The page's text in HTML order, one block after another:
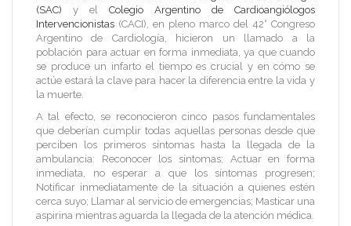
(SAC) y el Colegio Argentino de Cardioangiólogos
Intervencionistas (CACI), en pleno marco del 42° Congreso
Argentino de Cardiología, hicieron un llamado a la
población para actuar en forma inmediata, ya que cuando
se produce un infarto el tiempo es crucial y en cómo se
actúe estará la clave para hacer la diferencia entre la vida y
la muerte.
A tal efecto, se reconocieron cinco pasos fundamentales
que deberían cumplir todas aquellas personas desde que
perciben los primeros síntomas hasta la llegada de la
ambulancia: Reconocer los síntomas; Actuar en forma
inmediata, no esperar a que los síntomas progresen;
Notificar inmediatamente de la situación a quienes estén
cerca suyo; Llamar al servicio de emergencias; Masticar una
aspirina mientras aguarda la llegada de la atención médica.